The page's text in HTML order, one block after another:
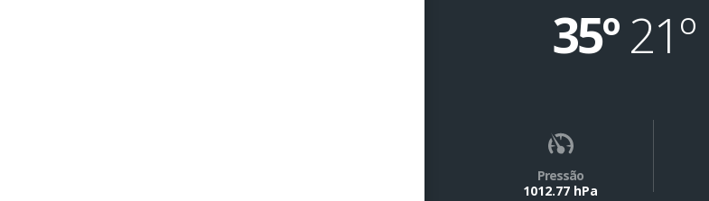
35º21º
Pressão
1012.77 hPa